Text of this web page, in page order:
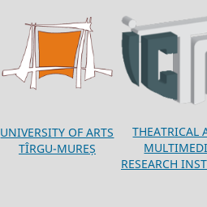
UNIVERSITY OF ARTS
TÎRGU-MUREȘ
THEATRICAL
RESEARCH